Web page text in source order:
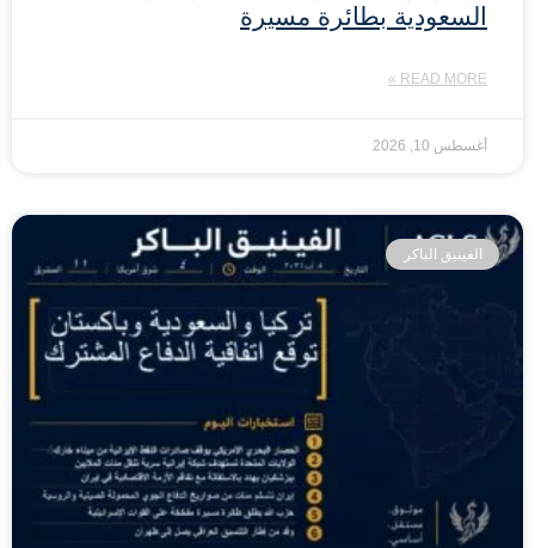
السعودية بطائرة مسيرة
READ MORE »
أغسطس 10, 2026
الفينيق الباكر